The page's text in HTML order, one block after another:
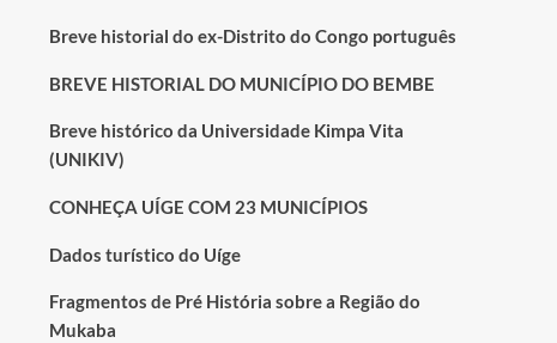
Breve historial do ex-Distrito do Congo português
BREVE HISTORIAL DO MUNICÍPIO DO BEMBE
Breve histórico da Universidade Kimpa Vita
(UNIKIV)
CONHEÇA UÍGE COM 23 MUNICÍPIOS
Dados turístico do Uíge
Fragmentos de Pré História sobre a Região do
Mukaba